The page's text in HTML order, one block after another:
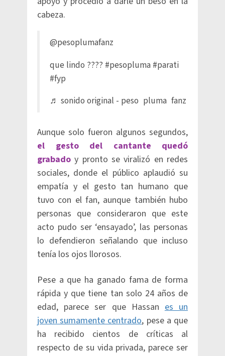
cabeza.
@pesoplumafanz
que lindo ???? #pesopluma #parati
#fyp
♬ sonido original - peso pluma fanz
Aunque solo fueron algunos segundos,
el gesto del cantante quedó
grabado y pronto se viralizó en redes
sociales, donde el público aplaudió su
empatía y el gesto tan humano que
tuvo con el fan, aunque también hubo
personas que consideraron que este
acto pudo ser ‘ensayado’, las personas
lo defendieron señalando que incluso
tenía los ojos llorosos.
Pese a que ha ganado fama de forma
rápida y que tiene tan solo 24 años de
edad, parece ser que Hassanes un
joven sumamente centrado, pese a que
ha recibido cientos de críticas al
respecto de su vida privada, parece ser